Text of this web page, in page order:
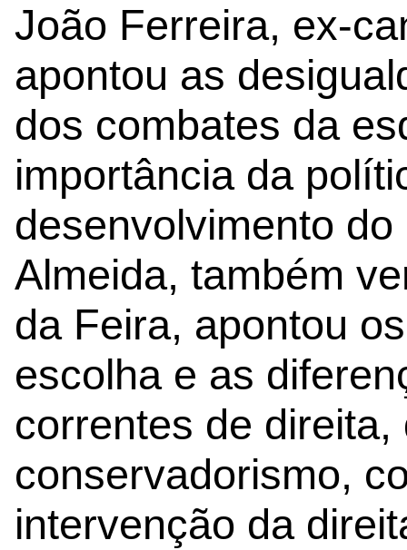
João Ferreira, ex-
apontou as
dos combates da
importância da
desenvolvimento
Almeida, também
da Feira, apontou
escolha e as
correntes de
conservadorismo,
intervenção da